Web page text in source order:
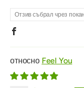
Отзив събрал чрез
Feel You